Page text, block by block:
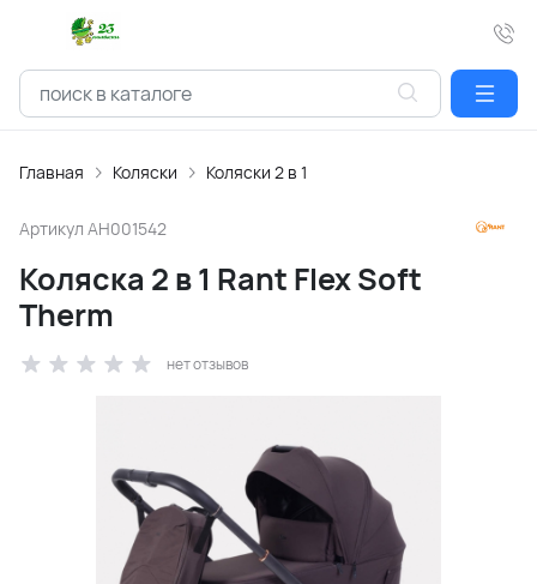
Главная Коляски Коляски 2 в 1
Артикул АН001542
Коляска 2 в 1 Rant Flex Soft
Therm
нет отзывов